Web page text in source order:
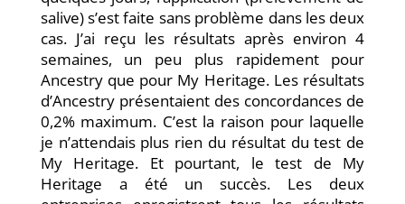
salive) s’est faite sans problème dans les deux
cas. J’ai reçu les résultats après environ 4
semaines, un peu plus rapidement pour
Ancestry que pour My Heritage. Les résultats
d’Ancestry présentaient des concordances de
0,2% maximum. C’est la raison pour laquelle
je n’attendais plus rien du résultat du test de
My Heritage. Et pourtant, le test de My
Heritage a été un succès. Les deux